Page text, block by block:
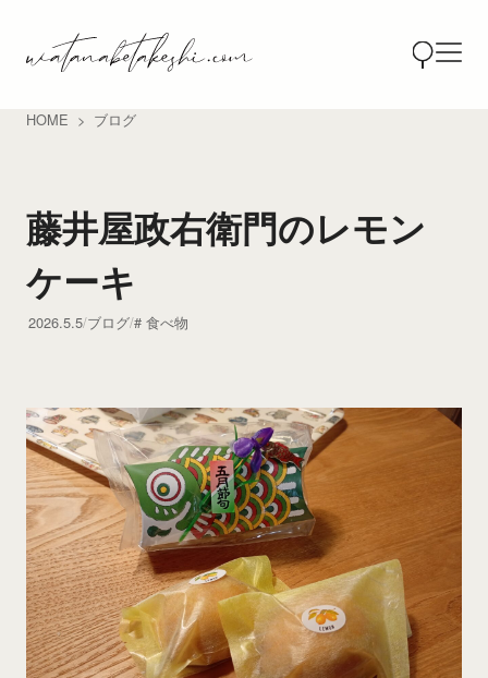
HOME ブログ
藤井屋政右衛門のレモン
ケーキ
2026.5.5 ブログ 食べ物